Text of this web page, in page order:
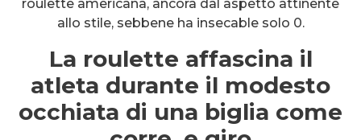
roulette americana, ancora dal aspetto attinente
allo stile, sebbene ha insecable solo 0.
La roulette affascina il
atleta durante il modesto
occhiata di una biglia come